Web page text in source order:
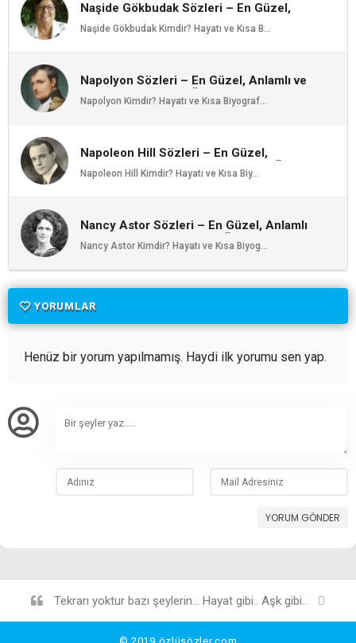
Naşide Gökbudak Sözleri – En Güzel,
Anlamlı ve Etkileyici Naşide Gökbudak
Özlü Sözleri | Ozlusozler.com
Naşide Gökbudak Kimdir? Hayatı ve Kısa B...
Napolyon Sözleri – En Güzel, Anlamlı ve
Etkileyici Napolyon Özlü Sözleri |
Ozlusozler.com
Napolyon Kimdir? Hayatı ve Kısa Biyograf...
Napoleon Hill Sözleri – En Güzel,
Anlamlı ve Etkileyici Napoleon Hill Özlü
Sözleri | Ozlusozler.com
Napoleon Hill Kimdir? Hayatı ve Kısa Biy...
Nancy Astor Sözleri – En Güzel, Anlamlı
ve Etkileyici Nancy Astor Özlü Sözleri |
Ozlusozler.com
Nancy Astor Kimdir? Hayatı ve Kısa Biyog...
YORUMLAR
Henüz bir yorum yapılmamış. Haydi ilk yorumu sen yap.
YORUM GÖNDER
Tekrarı yoktur bazı şeylerin... Hayat gibi.. Aşk gibi..